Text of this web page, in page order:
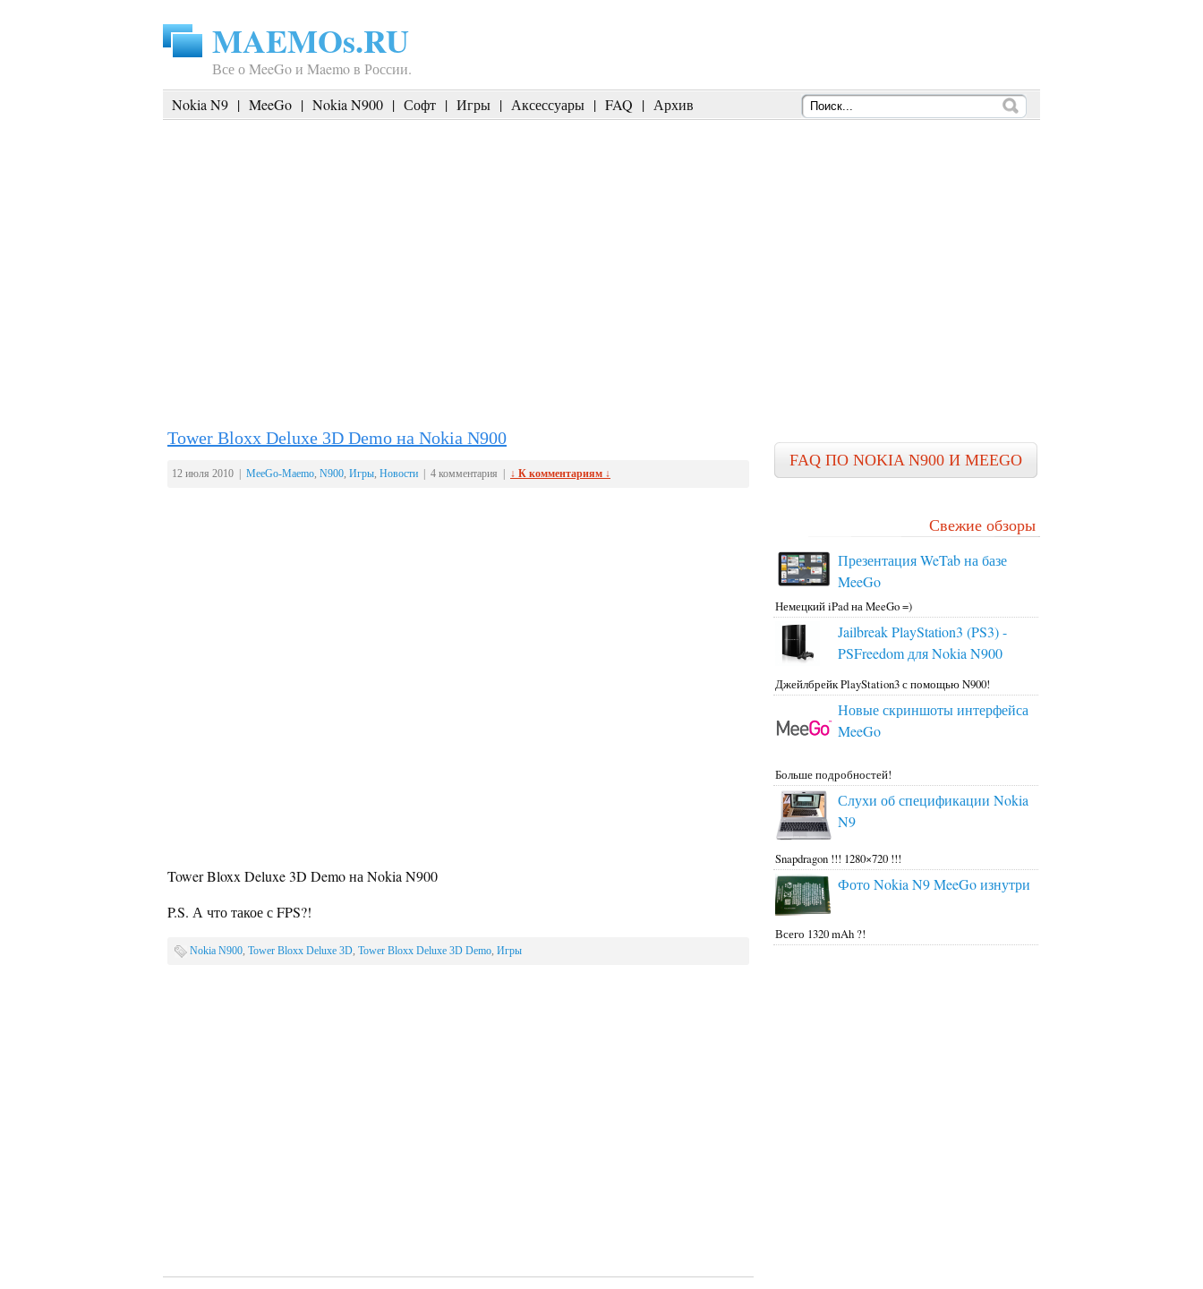
MAEMOs.RU
Все о MeeGo и Maemo в России.
Nokia N9 | MeeGo | Nokia N900 | Софт | Игры | Аксессуары | FAQ | Архив
Tower Bloxx Deluxe 3D Demo на Nokia N900
12 июля 2010 | MeeGo-Maemo, N900, Игры, Новости | 4 комментария | ↓ К комментариям ↓
Tower Bloxx Deluxe 3D Demo на Nokia N900
P.S. А что такое с FPS?!
Nokia N900, Tower Bloxx Deluxe 3D, Tower Bloxx Deluxe 3D Demo, Игры
FAQ ПО NOKIA N900 И MEEGO
Свежие обзоры
Презентация WeTab на базе
MeeGo
Немецкий iPad на MeeGo =)
Jailbreak PlayStation3 (PS3) -
PSFreedom для Nokia N900
Джейлбрейк PlayStation3 с помощью N900!
Новые скриншоты интерфейса
MeeGo
Больше подробностей!
Слухи об спецификации Nokia
N9
Snapdragon !!! 1280×720 !!!
Фото Nokia N9 MeeGo изнутри
Всего 1320 mAh ?!